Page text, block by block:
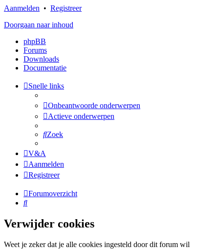
Aanmelden • Registreer
Doorgaan naar inhoud
phpBB
Forums
Downloads
Documentatie
Snelle links
Onbeantwoorde onderwerpen
Actieve onderwerpen
Zoek
V&A
Aanmelden
Registreer
Forumoverzicht
Zoek
Verwijder cookies
Weet je zeker dat je alle cookies ingesteld door dit forum wil